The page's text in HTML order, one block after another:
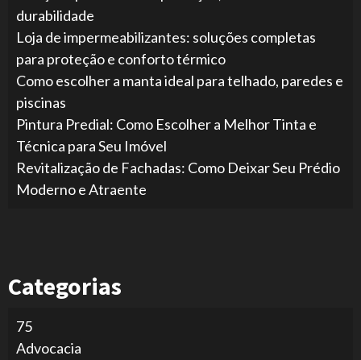
durabilidade
Loja de impermeabilizantes: soluções completas
para proteção e conforto térmico
Como escolher a manta ideal para telhado, paredes e
piscinas
Pintura Predial: Como Escolher a Melhor Tinta e
Técnica para Seu Imóvel
Revitalização de Fachadas: Como Deixar Seu Prédio
Moderno e Atraente
Categorias
75
Advocacia